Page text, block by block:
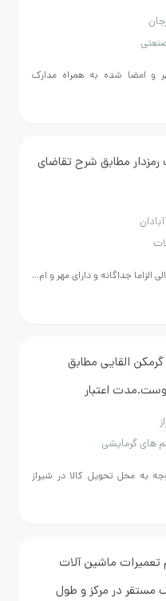
به همراه مدارک
شرح تقاضای
و دارای مهر و ام...
مطابق
کالا در شیراز
ماشین آلات
مرکز و طول